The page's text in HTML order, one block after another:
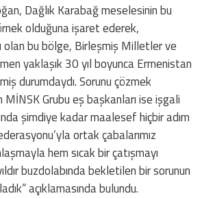
Dağlık Karabağ meselesinin bu
olduğuna işaret ederek,
olan bu bölge, Birleşmiş Milletler ve
yaklaşık 30 yıl boyunca Ermenistan
durumdaydı. Sorunu çözmek
Grubu eş başkanları ise işgali
şimdiye kadar maalesef hiçbir adım
ortak çabalarımız
hem sıcak bir çatışmayı
buzdolabında bekletilen bir sorunun
açıklamasında bulundu.